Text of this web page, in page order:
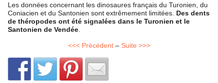
Les données concernant les dinosaures français du Turonien, du
Coniacien et du Santonien sont extrêmement limitées. Des dents
de théropodes ont été signalées dans le Turonien et le
Santonien de Vendée
<<< Précédent– Suite >>>